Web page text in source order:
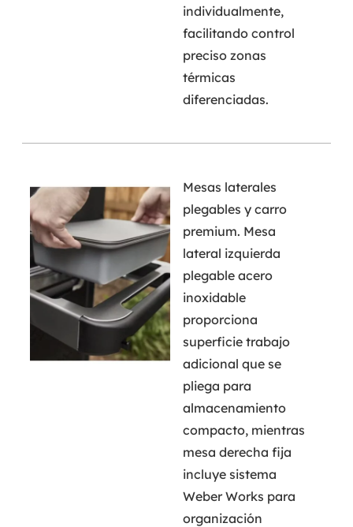
individualmente,
facilitando control
preciso zonas
térmicas
diferenciadas.
Mesas laterales
plegables y carro
premium. Mesa
lateral izquierda
plegable acero
inoxidable
proporciona
superficie trabajo
adicional que se
pliega para
almacenamiento
compacto, mientras
mesa derecha fija
incluye sistema
Weber Works para
organización